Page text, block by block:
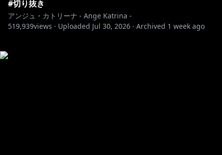
#切り抜き
アンジュ・カトリーナ - Ange Katrina -
519,939views · Uploaded Jul 30, 2026 · Archived 1 week ago